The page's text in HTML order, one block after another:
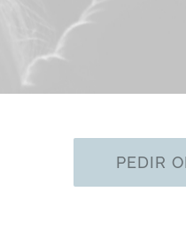
PEDIR